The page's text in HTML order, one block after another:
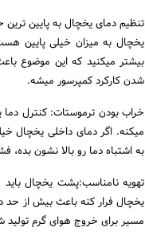
تنظیم دمای یخچال به پایین
یخچال به میزان خیلی پایین
شدن کارکرد کمپرسور میشه.
خراب بودن ترموستات: کنترل
میکنه. اگر دمای داخلی یخچال
به اشتباه دما رو بالا نشون بده،
تهویه نامناسب:پشت یخچال
یخچال فرار کنه باعث بیش از
مسیر برای خروج هوای گرم تولید